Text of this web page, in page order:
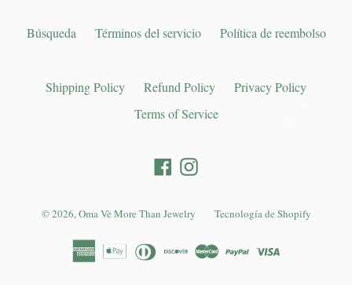
Búsqueda Términos del servicio Política de reembolso
Shipping Policy Refund Policy
Privacy Policy
Terms of Service
FacebookInstagram
© 2026,Oma Vè More Than Jewelry Tecnología de Shopify